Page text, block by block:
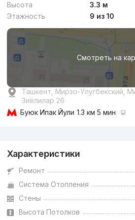
Высота
3.3 м
Этажность
9 из 10
Смотреть на
Ташкент, Мирзо-Улугбекский,
Зиёлилар 26
Буюк Ипак Йули 1.3 км 5 мин
Характеристики
Ремонт
Система Отопления
Стены
Высота Потолков